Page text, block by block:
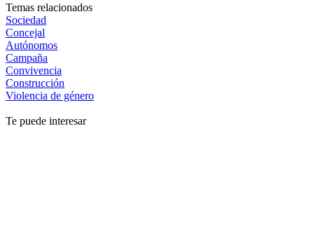
Temas relacionados
Sociedad
Concejal
Autónomos
Campaña
Convivencia
Construcción
Violencia de género
Te puede interesar